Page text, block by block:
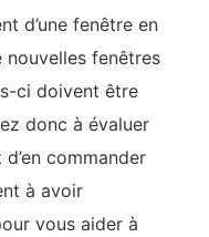
d’une fenêtre en
nouvelles fenêtres
ci doivent être
donc à évaluer
commander
à avoir
vous aider à